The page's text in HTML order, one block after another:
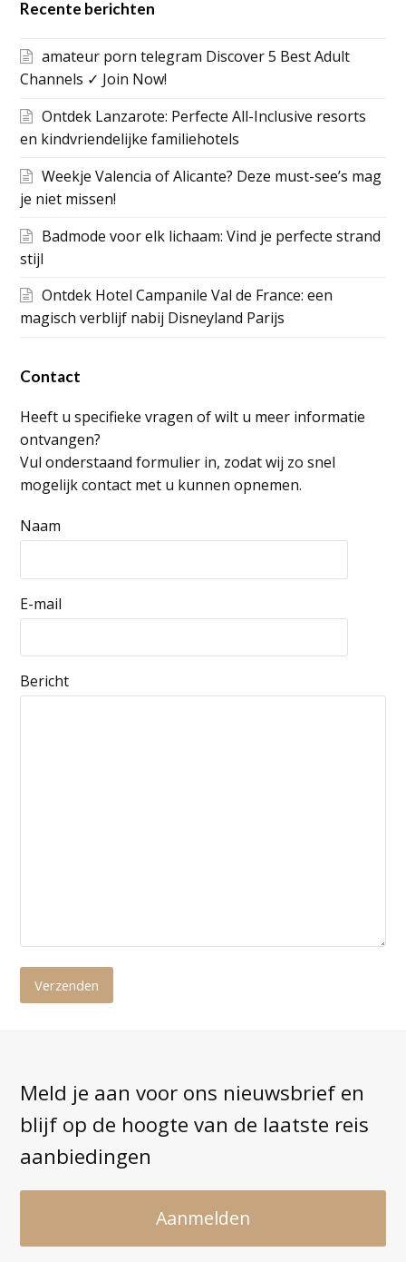
Recente berichten
amateur porn telegram Discover 5 Best Adult
Channels ✓ Join Now!
Ontdek Lanzarote: Perfecte All-Inclusive resorts
en kindvriendelijke familiehotels
Weekje Valencia of Alicante? Deze must-see’s mag
je niet missen!
Badmode voor elk lichaam: Vind je perfecte strand
stijl
Ontdek Hotel Campanile Val de France: een
magisch verblijf nabij Disneyland Parijs
Contact
Heeft u specifieke vragen of wilt u meer informatie
ontvangen?
Vul onderstaand formulier in, zodat wij zo snel
mogelijk contact met u kunnen opnemen.
Naam
E-mail
Bericht
Meld je aan voor ons nieuwsbrief en
blijf op de hoogte van de laatste reis
aanbiedingen
Aanmelden